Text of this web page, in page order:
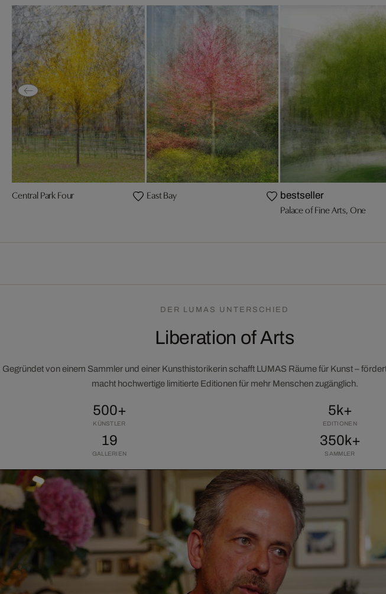
Central Park Four East Bay bestseller
Palace of Fine Arts, One
DER LUMAS UNTERSCHIED
Liberation of Arts
Gegründet von einem Sammler und einer Kunsthistorikerin schafft LUMAS Räume für Kunst –
macht hochwertige limitierte Editionen für mehr Menschen zugänglich.
500+
KÜNSTLER
5k+
EDITIONEN
19
GALLERIEN
350k+
SAMMLER